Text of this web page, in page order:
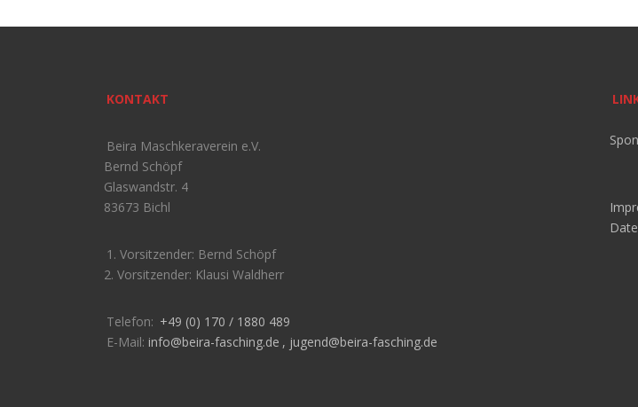
KONTAKT
Beira Maschkeraverein e.V.
Bernd Schöpf
Glaswandstr. 4
83673 Bichl
1. Vorsitzender: Bernd Schöpf
2. Vorsitzender: Klausi Waldherr
Telefon: +49 (0) 170 / 1880 489
E-Mail: info@beira-fasching.de , jugend@beira-fasching.de